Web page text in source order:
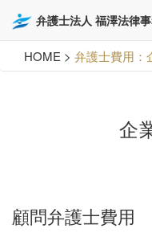
弁護士法人 福澤法律
HOME > 弁護士費用：
企
顧問弁護士費用